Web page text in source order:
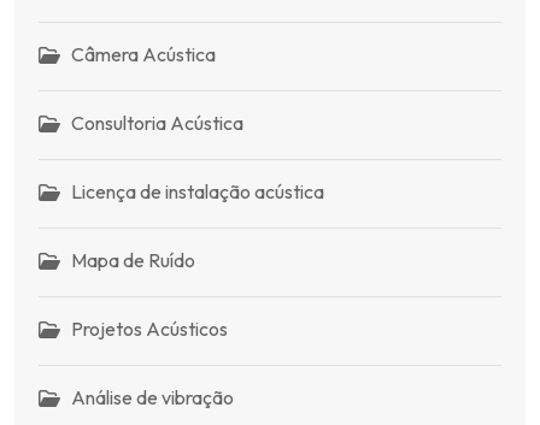
Câmera Acústica
Consultoria Acústica
Licença de instalação acústica
Mapa de Ruído
Projetos Acústicos
Análise de vibração